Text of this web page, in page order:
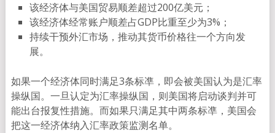
该经济体与美国贸易顺差超过200亿美元；
该经济体经常账户顺差占GDP比重至少为3%；
持续干预外汇市场，推动其货币价格往一个方向发
展。
如果一个经济体同时满足3条标凖，即会被美国认为是汇率
操纵国。一旦认定为汇率操纵国，则美国将启动谈判并可
能出台报复性措施。而如果只满足其中两条标凖，美国会
把这一经济体纳入汇率政策监测名单。